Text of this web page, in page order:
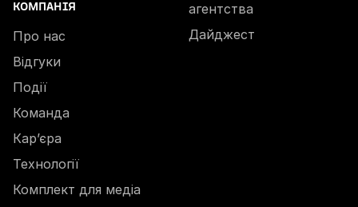
КОМПАНІЯ
Про нас
Відгуки
Події
Команда
Кар’єра
Технології
Комплект для медіа
агентства
Дайджест